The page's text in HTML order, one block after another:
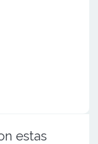
estas